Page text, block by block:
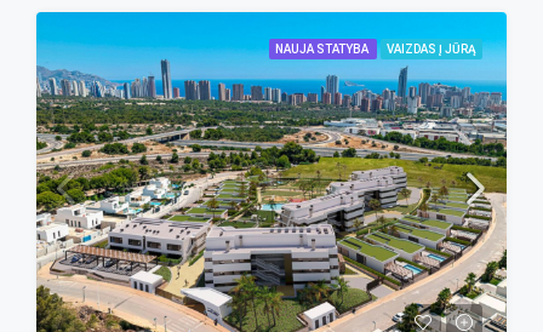
NAUJA STATYBA VAIZDAS Į JŪRĄ